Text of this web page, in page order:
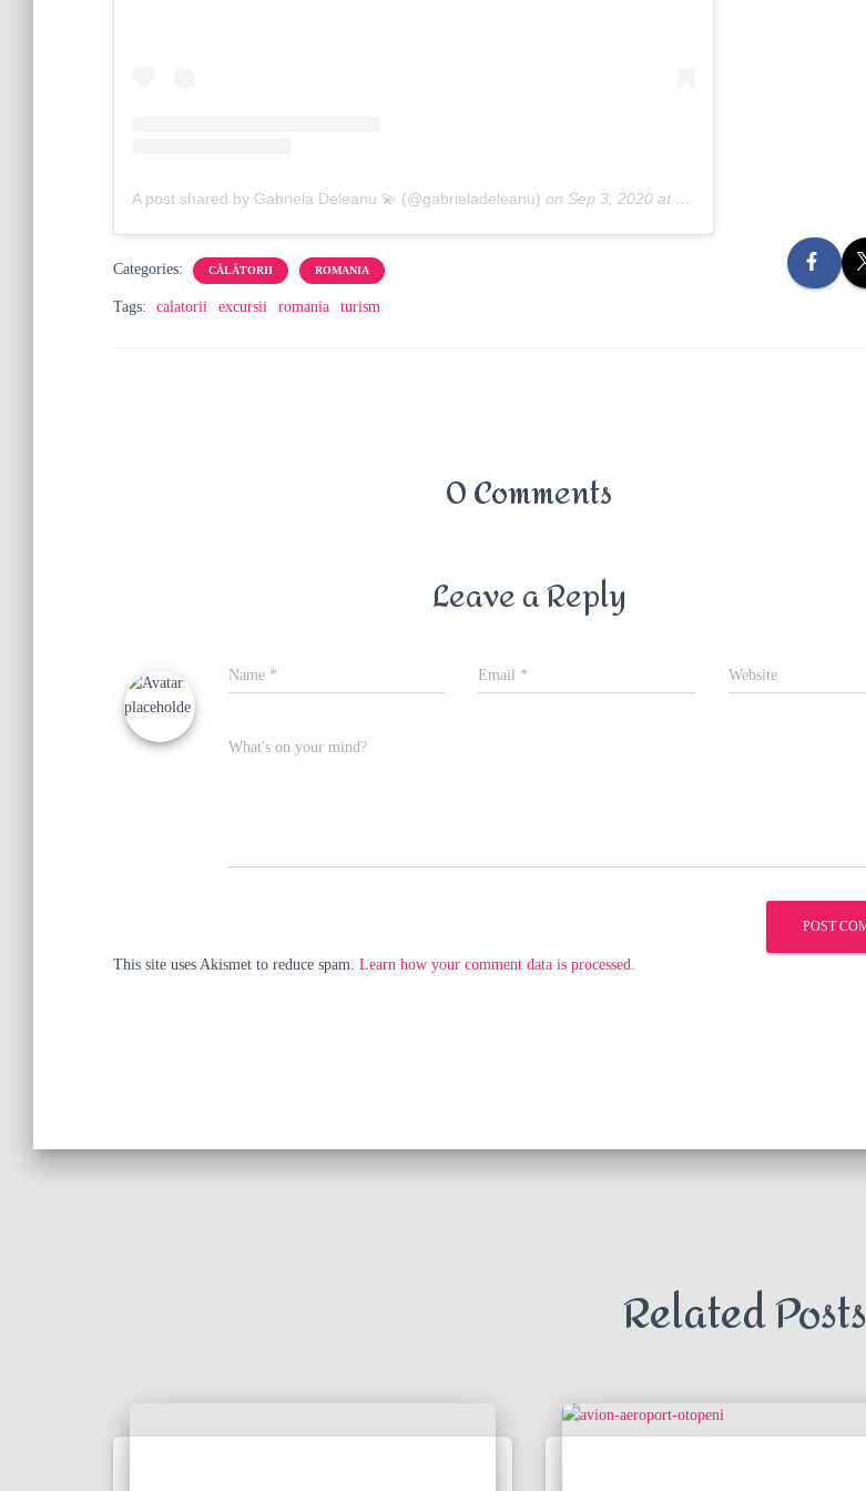
A post shared by Gabriela Deleanu 💫 (@gabrieladeleanu) on Sep 3, 2020 at 8:49am PDT
Categories: CĂLĂTORII ROMANIA
Tags: calatorii excursii romania turism
0 Comments
Leave a Reply
Name * Email * Website
What's on your mind?
This site uses Akismet to reduce spam. Learn how your comment data is processed.
Related Posts